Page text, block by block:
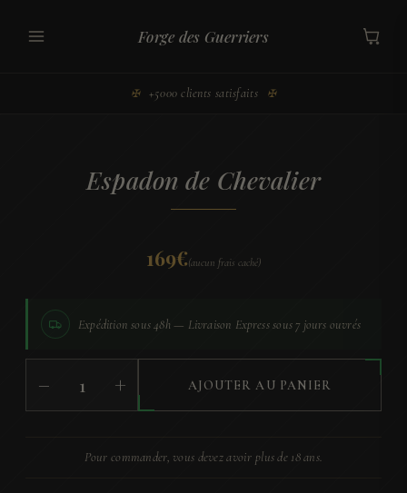
Forge des Guerriers
✠ +5000 clients satisfaits ✠
Espadon de Chevalier
169€(aucun frais caché)
Expédition sous48h — Livraison Expresssous 7 jours ouvrés
− + AJOUTER AU PANIER
Pour commander, vous devez avoir plus de 18 ans.